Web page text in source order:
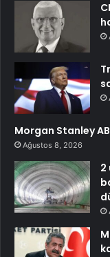
Morgan Stanley
Ağustos 8, 2026
2